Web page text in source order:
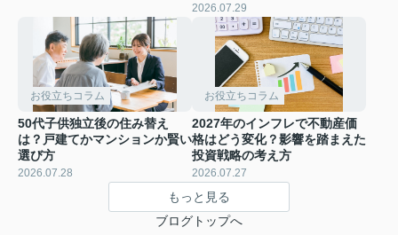
2026.07.29
お役立ちコラム
50代子供独立後の住み替え
は？戸建てかマンションか賢い
選び方
2026.07.28
お役立ちコラム
2027年のインフレで不動産価
格はどう変化？影響を踏まえた
投資戦略の考え方
2026.07.27
もっと見る
ブログトップへ